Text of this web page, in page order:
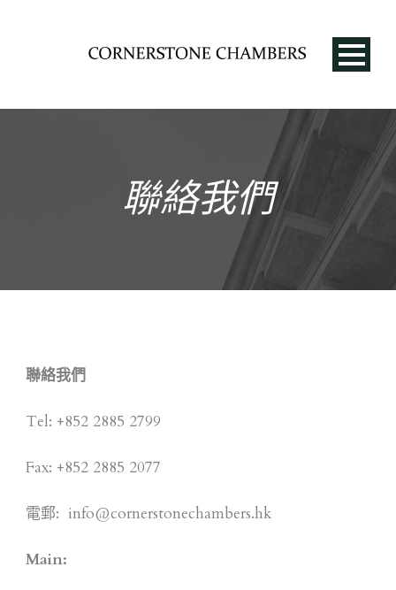
聯絡我們
聯絡我們
Tel: +852 2885 2799
Fax: +852 2885 2077
電郵: info@cornerstonechambers.hk
Main: